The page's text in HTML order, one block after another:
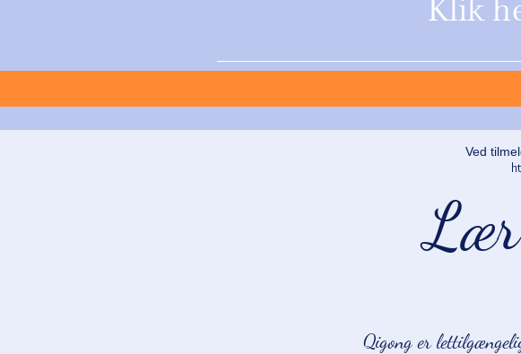
Klik
Lær
Qigong er
Ved